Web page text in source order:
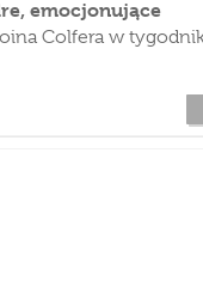
emocjonujące
Colfera w